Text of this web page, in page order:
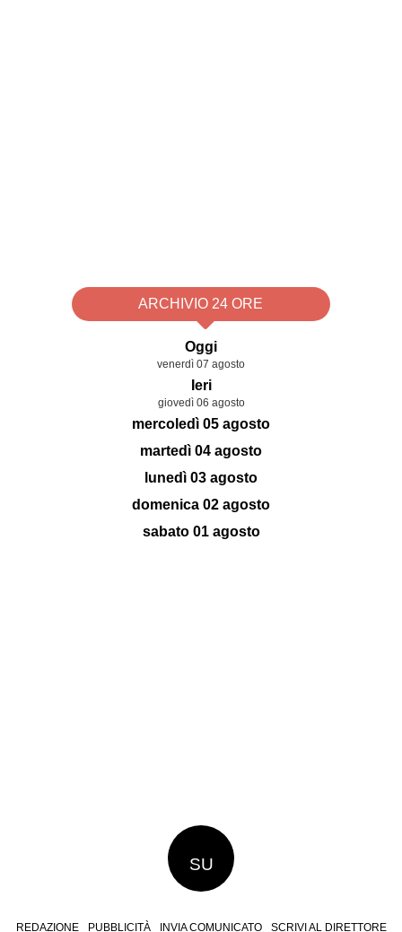
ARCHIVIO 24 ORE
Oggi
venerdì 07 agosto
Ieri
giovedì 06 agosto
mercoledì 05 agosto
martedì 04 agosto
lunedì 03 agosto
domenica 02 agosto
sabato 01 agosto
SU
REDAZIONE PUBBLICITÀ INVIA COMUNICATO SCRIVI AL DIRETTORE